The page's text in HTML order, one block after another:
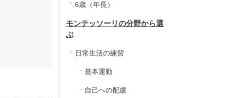
6歳（年長）
モンテッソーリの分野から選
ぶ
日常生活の練習
基本運動
自己への配慮